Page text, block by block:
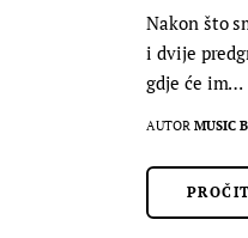
Nakon što
i dvije
gdje će im…
AUTOR MUSIC